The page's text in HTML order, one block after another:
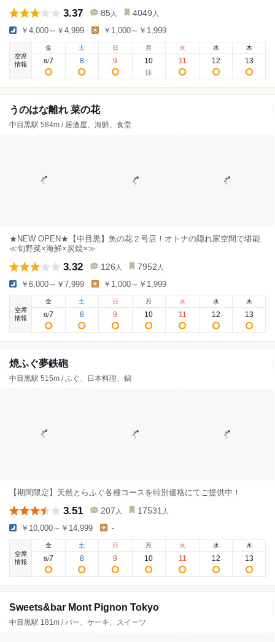
3.37 85 人 4049 人
￥4,000～￥4,999 ￥1,000～￥1,999
空席
情報
金
8/7
土
8
日
9
月
10
火
11
水
12
木
13
うのはな離れ 菜の花
中目黒駅 584m / 居酒屋、海鮮、食堂
★NEW OPEN★【中目黒】魚の花２号店！オトナの隠れ家空間で堪能
≪旬野菜×海鮮×炭焼×≫
3.32 126 人 7952 人
￥6,000～￥7,999 ￥1,000～￥1,999
空席
情報
金
8/7
土
8
日
9
月
10
火
11
水
12
木
13
焼ふぐ夢鉄砲
中目黒駅 515m / ふぐ、日本料理、鍋
【期間限定】天然とらふぐ各種コースを特別価格にてご提供中！
3.51 207 人 17531 人
￥10,000～￥14,999 -
空席
情報
金
8/7
土
8
日
9
月
10
火
11
水
12
木
13
Sweets&bar Mont Pignon Tokyo
中目黒駅 181m / バー、ケーキ、スイーツ